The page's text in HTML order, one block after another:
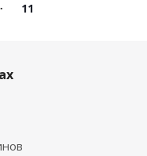
11